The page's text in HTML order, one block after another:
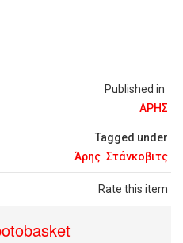
Published in
ΑΡΗΣ
Tagged under
Άρης Στάνκοβιτς
Rate this item